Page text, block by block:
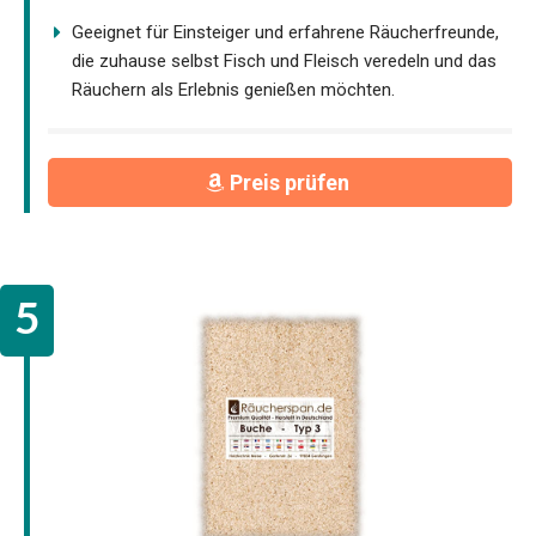
Geeignet für Einsteiger und erfahrene Räucherfreunde,
die zuhause selbst Fisch und Fleisch veredeln und das
Räuchern als Erlebnis genießen möchten.
Preis prüfen